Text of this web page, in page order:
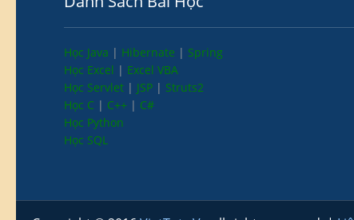
Học Java | Hibernate | Spring
Học Excel | Excel VBA
Học Servlet | JSP | Struts2
Học C | C++ | C#
Học Python
Học SQL